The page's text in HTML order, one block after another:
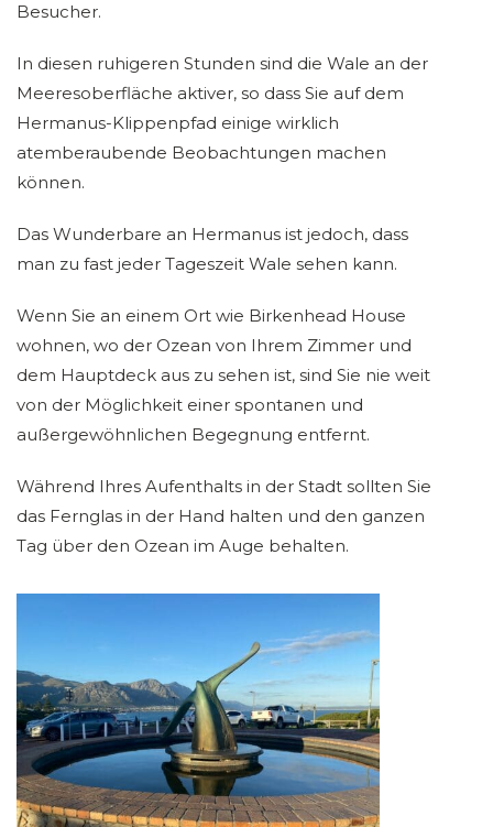
Besucher.
In diesen ruhigeren Stunden sind die Wale an der
Meeresoberfläche aktiver, so dass Sie auf dem
Hermanus-Klippenpfad einige wirklich
atemberaubende Beobachtungen machen
können.
Das Wunderbare an Hermanus ist jedoch, dass
man zu fast jeder Tageszeit Wale sehen kann.
Wenn Sie an einem Ort wie Birkenhead House
wohnen, wo der Ozean von Ihrem Zimmer und
dem Hauptdeck aus zu sehen ist, sind Sie nie weit
von der Möglichkeit einer spontanen und
außergewöhnlichen Begegnung entfernt.
Während Ihres Aufenthalts in der Stadt sollten Sie
das Fernglas in der Hand halten und den ganzen
Tag über den Ozean im Auge behalten.